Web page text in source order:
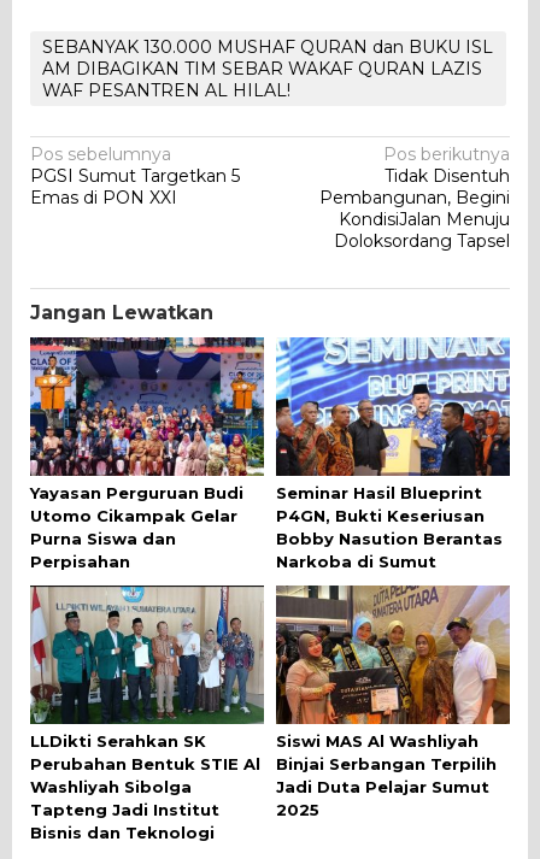
SEBANYAK 130.000 MUSHAF QURAN dan BUKU ISL
AM DIBAGIKAN TIM SEBAR WAKAF QURAN LAZIS
WAF PESANTREN AL HILAL!
Navigasi
pos
Pos sebelumnya
PGSI Sumut Targetkan 5
Emas di PON XXI
Pos berikutnya
Tidak Disentuh
Pembangunan, Begini
KondisiJalan Menuju
Doloksordang Tapsel
Jangan Lewatkan
Yayasan Perguruan Budi
Utomo Cikampak Gelar
Purna Siswa dan
Perpisahan
Seminar Hasil Blueprint
P4GN, Bukti Keseriusan
Bobby Nasution Berantas
Narkoba di Sumut
LLDikti Serahkan SK
Perubahan Bentuk STIE Al
Washliyah Sibolga
Tapteng Jadi Institut
Bisnis dan Teknologi
Siswi MAS Al Washliyah
Binjai Serbangan Terpilih
Jadi Duta Pelajar Sumut
2025